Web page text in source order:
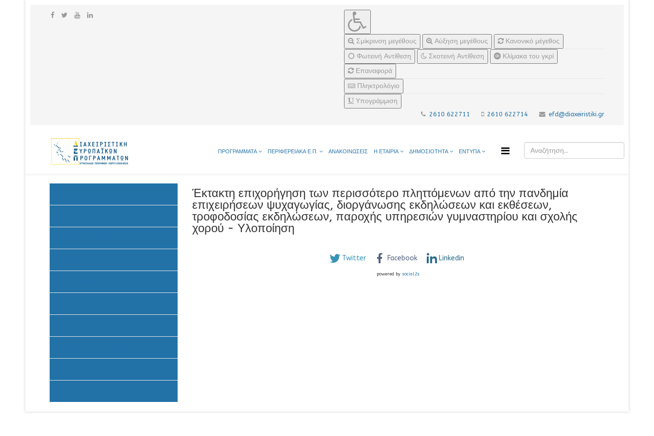
Σμίκρινση μεγέθους Αύξηση μεγέθους
Κανονικό μέγεθος
Φωτεινή Αντίθεση
Σκοτεινή Αντίθεση
Κλίμακα του γκρί
Επαναφορά
Πληκτρολόγιο
Υπογράμμιση
2610 622711 2610 622714 efd@diaxeiristiki.gr
ΠΡΟΓΡΑΜΜΑΤΑ ΠΕΡΙΦΕΡΕΙΑΚΑ Ε.Π. ΑΝΑΚΟΙΝΩΣΕΙΣ Η ΕΤΑΙΡΙΑ ΔΗΜΟΣΙΟΤΗΤΑ ΕΝΤΥΠΑ
Έκτακτη επιχορήγηση των περισσότερο πληττόμενων από την πανδημία
επιχειρήσεων ψυχαγωγίας, διοργάνωσης εκδηλώσεων και εκθέσεων,
τροφοδοσίας εκδηλώσεων, παροχής υπηρεσιών γυμναστηρίου και σχολής
χορού - Υλοποίηση
Twitter Facebook Linkedin
powered by social2s